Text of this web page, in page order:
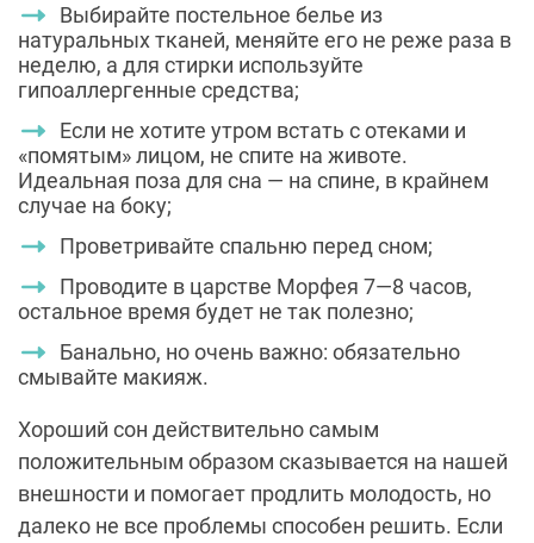
Выбирайте постельное белье из
натуральных тканей, меняйте его не реже раза в
неделю, а для стирки используйте
гипоаллергенные средства;
Если не хотите утром встать с отеками и
«помятым» лицом, не спите на животе.
Идеальная поза для сна — на спине, в крайнем
случае на боку;
Проветривайте спальню перед сном;
Проводите в царстве Морфея 7—8 часов,
остальное время будет не так полезно;
Банально, но очень важно: обязательно
смывайте макияж.
Хороший сон действительно самым
положительным образом сказывается на нашей
внешности и помогает продлить молодость, но
далеко не все проблемы способен решить. Если